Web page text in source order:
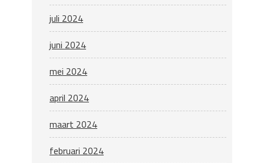
juli 2024
juni 2024
mei 2024
april 2024
maart 2024
februari 2024